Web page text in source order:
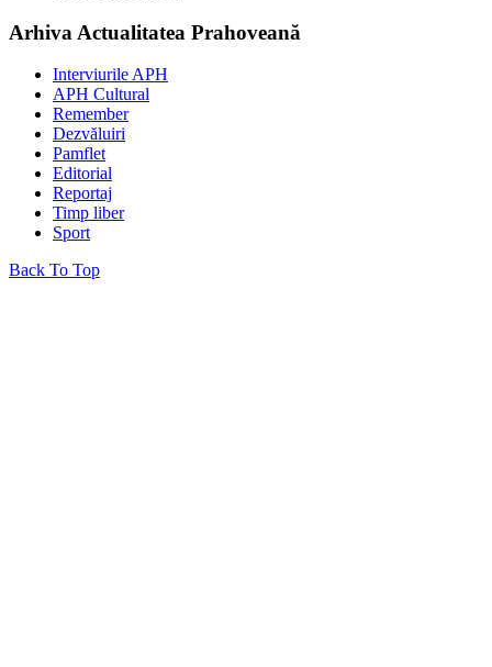
Arhiva Actualitatea Prahoveană
Interviurile APH
APH Cultural
Remember
Dezvăluiri
Pamflet
Editorial
Reportaj
Timp liber
Sport
Back To Top